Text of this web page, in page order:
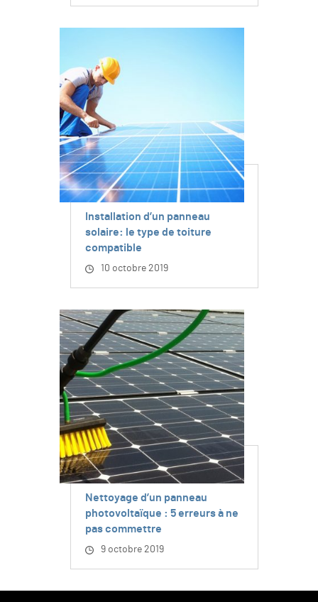
Installation d’un panneau
solaire: le type de toiture
compatible
10 octobre 2019
Nettoyage d’un panneau
photovoltaïque : 5 erreurs à ne
pas commettre
9 octobre 2019